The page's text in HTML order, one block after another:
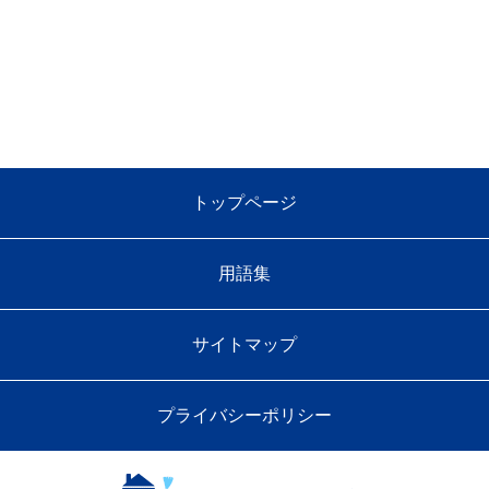
トップページ
用語集
サイトマップ
プライバシーポリシー